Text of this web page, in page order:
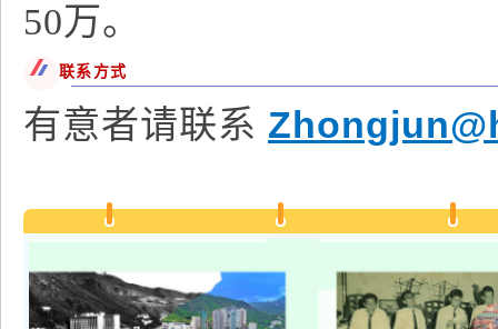
50万。
联系方式
有意者请联系